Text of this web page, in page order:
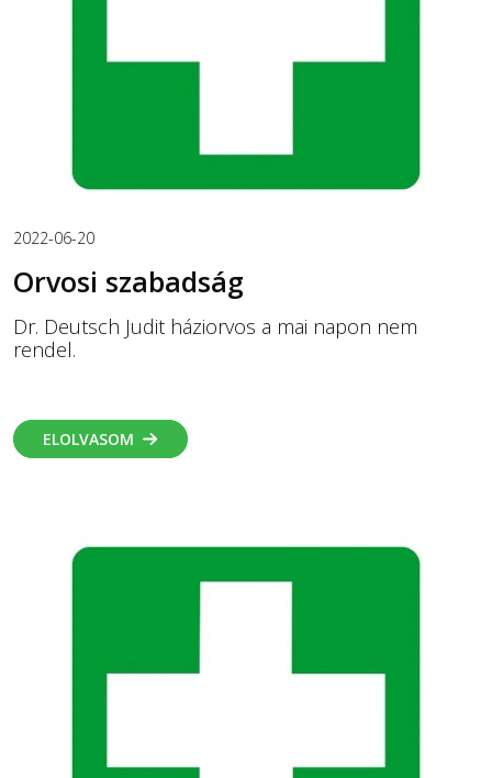
2022-06-20
Orvosi szabadság
Dr. Deutsch Judit háziorvos a mai napon nem
rendel.
ELOLVASOM